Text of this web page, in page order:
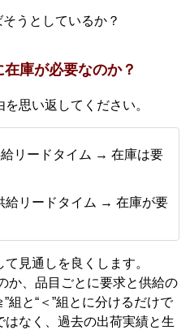
うとしているか？
在庫が必要なのか？
思い返してください。
リードタイム → 在庫は要
給リードタイム → 在庫が要
見通しを良くします。
か、品目ごとに要求と供給の
組と“＜”組とに分けるだけで
なく、過去の出荷実績と生